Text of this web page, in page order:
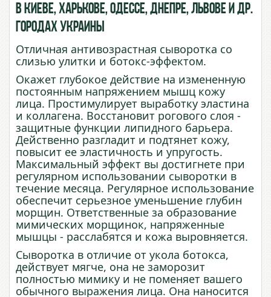
в Киеве, Харькове, Одессе, Днепре, Львове и др.
городах Украины
Отличная антивозрастная сыворотка со
слизью улитки и ботокс-эффектом.
Окажет глубокое действие на измененную
постоянным напряжением мышц кожу
лица. Простимулирует выработку эластина
и коллагена. Восстановит рогового слоя -
защитные функции липидного барьера.
Действенно разгладит и подтянет кожу,
повысит ее эластичность и упругость.
Максимальный эффект вы достигнете при
регулярном использовании сыворотки в
течение месяца. Регулярное использование
обеспечит серьезное уменьшение глубин
морщин. Ответственные за образование
мимических морщинок, напряженные
мышцы - расслабятся и кожа выровняется.
Сыворотка в отличие от укола ботокса,
действует мягче, она не заморозит
полностью мимику и не поменяет вашего
обычного выражения лица. Она наносится